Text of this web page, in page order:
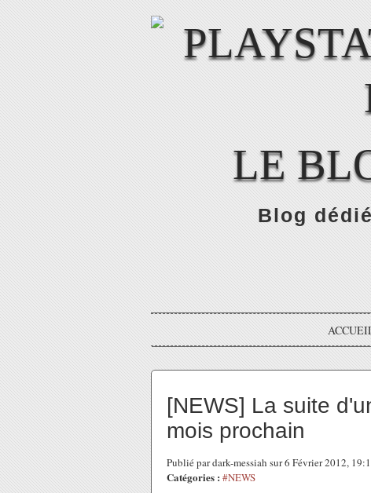
LE
Blog
[NEWS] La suite
mois prochain
Publié par dark-messiah sur 6 Février 2012,
Catégories : #NEWS